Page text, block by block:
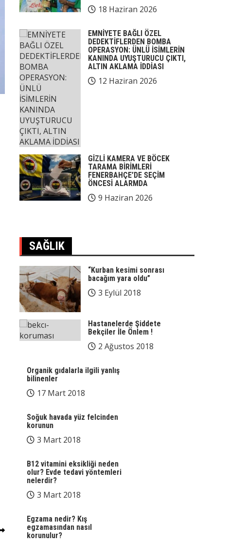
18 Haziran 2026
EMNİYETE BAĞLI ÖZEL
DEDEKTİFLERDEN BOMBA
OPERASYON: ÜNLÜ İSİMLERİN
KANINDA UYUŞTURUCU ÇIKTI,
ALTIN AKLAMA İDDİASI
12 Haziran 2026
GİZLİ KAMERA VE BÖCEK
TARAMA BİRİMLERİ
FENERBAHÇE’DE SEÇİM
ÖNCESİ ALARMDA
9 Haziran 2026
SAĞLIK
“Kurban kesimi sonrası
bacağım yara oldu”
3 Eylül 2018
Hastanelerde Şiddete
Bekçiler İle Önlem !
2 Ağustos 2018
Organik gıdalarla ilgili yanlış
bilinenler
17 Mart 2018
Soğuk havada yüz felcinden
korunun
3 Mart 2018
B12 vitamini eksikliği neden
olur? Evde tedavi yöntemleri
nelerdir?
3 Mart 2018
Egzama nedir? Kış
egzamasından nasıl
korunulur?